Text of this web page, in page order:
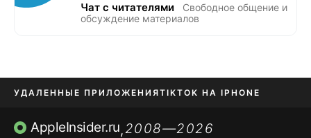
Чат с читателями
Свободное общение и
обсуждение материалов
УДАЛЕННЫЕ ПРИЛОЖЕНИЯTIKTOK НА IPHONE
ПРИЛОЖЕНИЯ БЕЗ APP STORE
AppleInsider.ru,2008—2026